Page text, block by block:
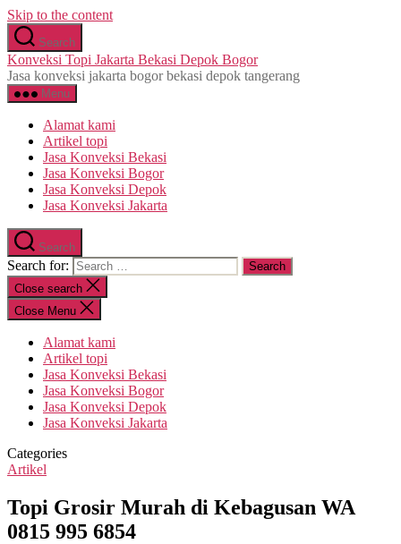
Skip to the content
Search
Konveksi Topi Jakarta Bekasi Depok Bogor
Jasa konveksi jakarta bogor bekasi depok tangerang
Menu
Alamat kami
Artikel topi
Jasa Konveksi Bekasi
Jasa Konveksi Bogor
Jasa Konveksi Depok
Jasa Konveksi Jakarta
Search
Search for:
Close search
Close Menu
Alamat kami
Artikel topi
Jasa Konveksi Bekasi
Jasa Konveksi Bogor
Jasa Konveksi Depok
Jasa Konveksi Jakarta
Categories
Artikel
Topi Grosir Murah di Kebagusan WA
0815 995 6854